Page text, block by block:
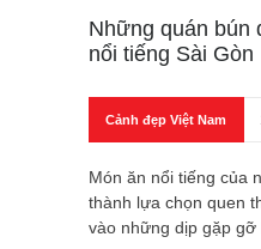
Những quán bún
nổi tiếng Sài Gòn
Cảnh đẹp Việt Nam
Món ăn nổi tiếng của
thành lựa chọn quen
vào những dịp gặp gỡ